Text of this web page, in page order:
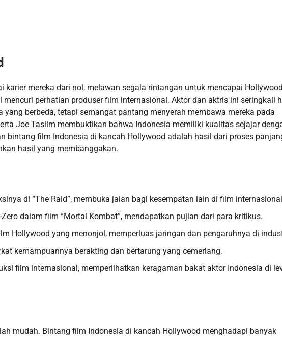
mereka dari nol, melawan segala rintangan untuk mencapai
mencuri perhatian produser film internasional. Aktor dan aktris ini seringkali
berbeda, tetapi semangat pantang menyerah membawa mereka pada
Joe Taslim membuktikan bahwa Indonesia memiliki kualitas sejajar
bintang film Indonesia di kancah Hollywood adalah hasil dari proses
hasil yang membanggakan.
di “The Raid”, membuka jalan bagi kesempatan lain di film
dalam film “Mortal Kombat”, mendapatkan pujian dari para kritikus.
Hollywood yang menonjol, memperluas jaringan dan pengaruhnya di
kemampuannya berakting dan bertarung yang cemerlang.
film internasional, memperlihatkan keragaman bakat aktor Indonesia di
mudah. Bintang film Indonesia di kancah Hollywood menghadapi banyak